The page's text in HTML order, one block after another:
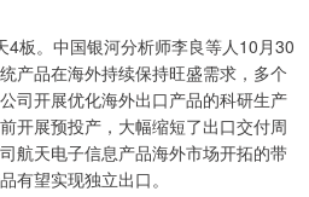
。中国银河分析师李良等人10月30
产品在海外持续保持旺盛需求，多个
司开展优化海外出口产品的科研生产
开展预投产，大幅缩短了出口交付周
航天电子信息产品海外市场开拓的带
有望实现独立出口。